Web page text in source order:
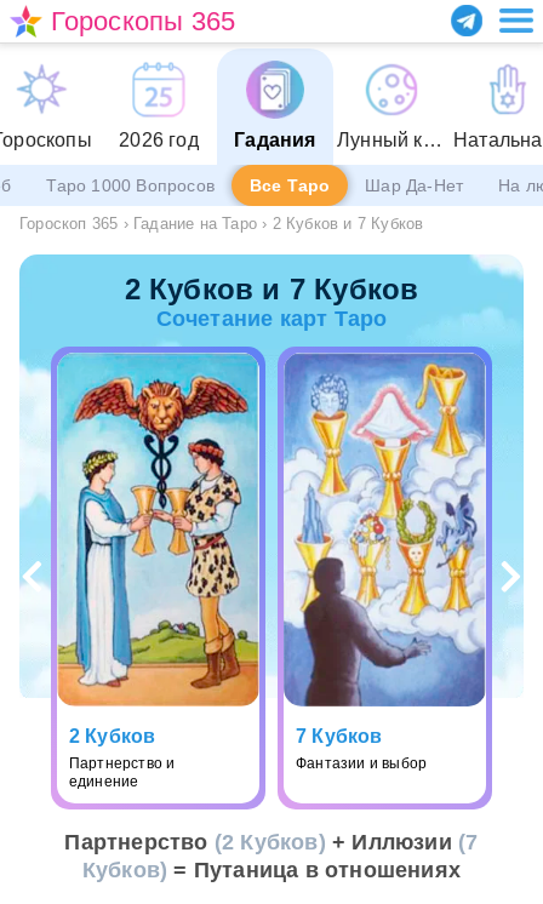
Гороскопы 365
2026 год Гадания Лунный календарь
Таро 1000 Вопросов Все Таро Шар Да-Нет На
Гороскоп 365 › Гадание на Таро › 2 Кубков и 7 Кубков
2 Кубков и 7 Кубков
Сочетание карт Таро
2 Кубков
Партнерство и
единение
7 Кубков
Фантазии и выбор
Партнерство (2 Кубков) + Иллюзии (7
Кубков) = Путаница в отношениях